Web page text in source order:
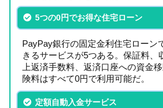
5つの0円でお得な住宅ローン
PayPay銀行の固定金利住宅ローン
きるサービスが5つある。保証料、
上返済手数料、返済口座への資金
険料はすべて0円で利用可能だ。
定額自動入金サービス